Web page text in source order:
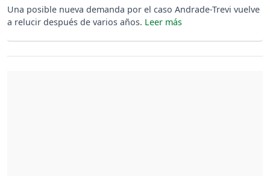
Una posible nueva demanda por el caso Andrade-Trevi vuelve
a relucir después de varios años.